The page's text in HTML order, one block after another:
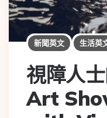
新聞英文 生活英
視障人
Art